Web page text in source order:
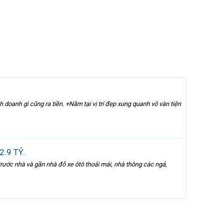
gì cũng ra tiền. +Nằm tại vị trí đẹp xung quanh vô vàn tiện
TỶ.
nhà và gần nhà đỗ xe ôtô thoải mái, nhà thông các ngả,